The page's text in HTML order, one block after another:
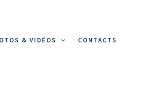
& VIDÉOS CONTACTS